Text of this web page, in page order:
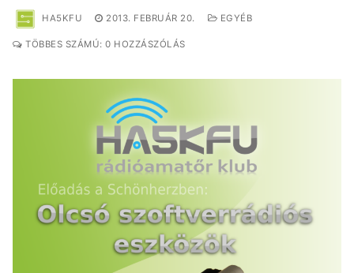
HA5KFU 2013. FEBRUÁR 20. EGYÉB
TÖBBES SZÁMÚ: 0 HOZZÁSZÓLÁS